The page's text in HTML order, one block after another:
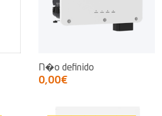
N�o definido
0,00€